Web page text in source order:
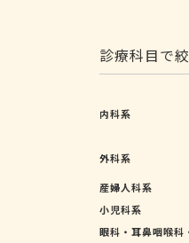
診療科目で
内科系
外科系
産婦人科系
小児科系
眼科・耳鼻咽喉科